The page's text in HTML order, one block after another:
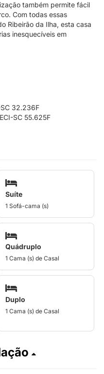
também permite fácil
Com todas essas
Ribeirão da Ilha, esta casa
inesquecíveis em
32.236F
SC 55.625F
Suíte
1 Sofá-cama (s)
Quádruplo
1 Cama (s) de Casal
Duplo
1 Cama (s) de Casal